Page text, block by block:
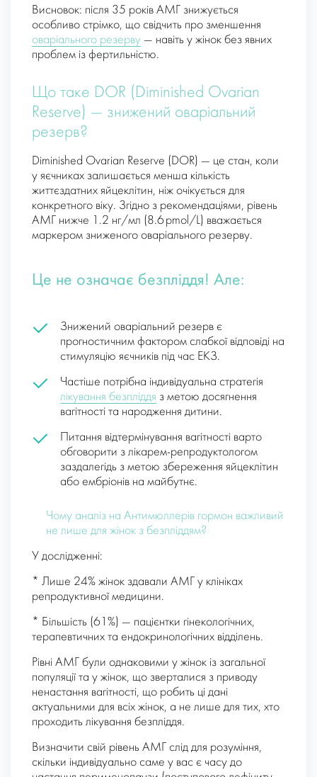
Висновок: після 35 років АМГ знижується
особливо стрімко, що свідчить про зменшення
оваріального резерву — навіть у жінок без явних
проблем із фертильністю.
Що таке DOR (Diminished Ovarian
Reserve) — знижений оваріальний
резерв?
Diminished Ovarian Reserve (DOR) — це стан, коли
у яєчниках залишається менша кількість
життєздатних яйцеклітин, ніж очікується для
конкретного віку. Згідно з рекомендаціями, рівень
АМГ нижче 1.2 нг/мл (8.6 pmol/L) вважається
маркером зниженого оваріального резерву.
Це не означає безпліддя! Але:
Знижений оваріальний резерв є
прогностичним фактором слабкої відповіді на
стимуляцію яєчників під час ЕКЗ.
Частіше потрібна індивідуальна стратегія
лікування безпліддя з метою досягнення
вагітності та народження дитини.
Питання відтермінування вагітності варто
обговорити з лікарем-репродуктологом
заздалегідь з метою збереження яйцеклітин
або ембріонів на майбутнє.
Чому аналіз на Антимюллерів гормон важливий
не лише для жінок з безпліддям?
У дослідженні:
* Лише 24% жінок здавали АМГ у клініках
репродуктивної медицини.
* Більшість (61%) — пацієнтки гінекологічних,
терапевтичних та ендокринологічних відділень.
Рівні АМГ були однаковими у жінок із загальної
популяції та у жінок, що зверталися з приводу
ненастання вагітності, що робить ці дані
актуальними для всіх жінок, а не лише для тих, хто
проходить лікування безпліддя.
Визначити свій рівень АМГ слід для розуміння,
скільки індивідуально саме у вас є часу до